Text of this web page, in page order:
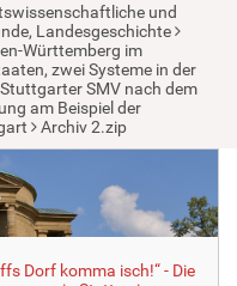
und
Landesgeschichte
Württemberg im
zwei Systeme in der
Stuttgarter SMV nach dem
am Beispiel der
Archiv 2.zip
Dorf komma isch!“ - Die